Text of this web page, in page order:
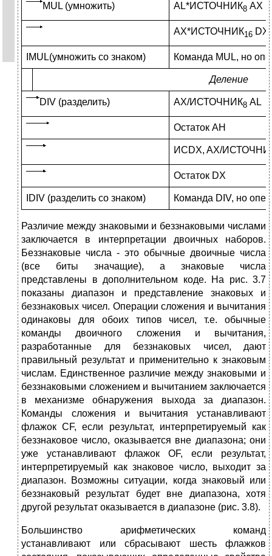
MUL (умножить) AL*ИСТОЧНИК8 AX
AX*ИСТОЧНИК16
IMUL(умножить со знаком) Команда MUL, но
Деление
DIV (разделить) AX/ИСТОЧНИК8 AL
Остаток AH
ИСDX, AX/
Остаток DX
IDIV (разделить со знаком) Команда DIV, но
Различие между знаковыми и беззнаковыми числами
заключается в интерпретации двоичных наборов.
Беззнаковые числа - это обычные двоичные числа
(все биты значащие), а знаковые числа
представлены в дополнительном коде. На рис. 3.7
показаны диапазон и представление знаковых и
беззнаковых чисел. Операции сложения и вычитания
одинако­вы для обоих типов чисел, т.е. обычные
команды двоичного сложения и вычитания,
разработанные для беззнаковых чисел, дают
правильный результат и применительно к знаковым
числам. Единственное различие между знаковыми и
беззнаковыми сложением и вычитанием заключается
в механизме обнаружения выхода за диапазон.
Команды сложения и вычитания устанавливают
флажок CF, если результат, интерпретируемый как
беззнаковое число, оказывается вне диапазона; они
уже устанавлива­ют флажок OF, если результат,
интерпретируемый как знаковое число, выходит за
диапазон. Возможны ситуации, когда знаковый или
беззнако­вый результат будет вне диапазона, хотя
другой результат оказывается в диапазоне (рис. 3.8).
Большинство арифметических команд
устанавливают или сбрасывают шесть флажков